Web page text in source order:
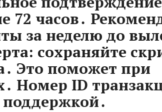
72 часов․
за неделю до
сохраняйте
Это поможет при
Номер ID